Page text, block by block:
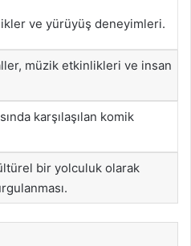
ve yürüyüş deneyimleri.
müzik etkinlikleri ve insan
karşılaşılan komik
bir yolculuk olarak